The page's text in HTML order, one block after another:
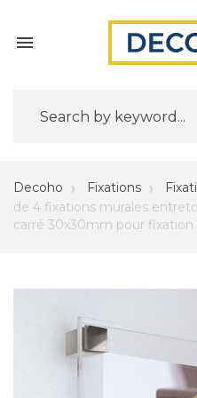

Decoho Fixations
de 4 fixations murales
carré 30x30mm pour fixation